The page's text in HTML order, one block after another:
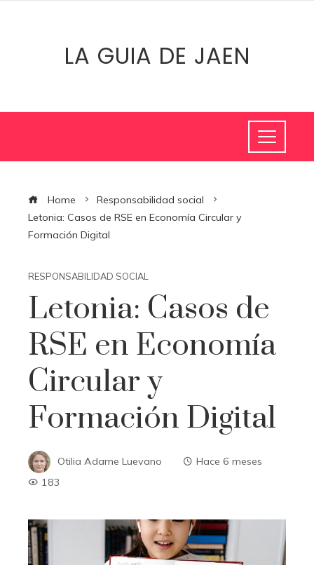
LA GUIA DE JAEN
Home
Responsabilidad social
Letonia: Casos de RSE en Economía Circular y
Formación Digital
RESPONSABILIDAD SOCIAL
Letonia: Casos de
RSE en Economía
Circular y
Formación Digital
Otilia Adame Luevano
Hace 6 meses
183